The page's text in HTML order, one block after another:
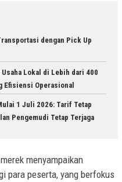
dengan Pick Up
Lokal di Lebih dari 400
Efisiensi Operasional
1 Juli 2026: Tarif Tetap
Pengemudi Tetap Terjaga
menyampaikan
para peserta, yang berfokus